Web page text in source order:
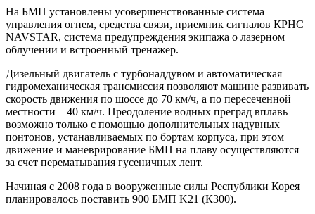
На БМП установлены усовершенствованные система
управления огнем, средства связи, приемник сигналов КРНС
NAVSTAR, система предупреждения экипажа о лазерном
облучении и встроенный тренажер.
Дизельный двигатель с турбонаддувом и автоматическая
гидромеханическая трансмиссия позволяют машине развивать
скорость движения по шоссе до 70 км/ч, а по пересеченной
местности – 40 км/ч. Преодоление водных преград вплавь
возможно только с помощью дополнительных надувных
понтонов, устанавливаемых по бортам корпуса, при этом
движение и маневрирование БМП на плаву осуществляются
за счет перематывания гусеничных лент.
Начиная с 2008 года в вооруженные силы Республики Корея
планировалось поставить 900 БМП K21 (К300).